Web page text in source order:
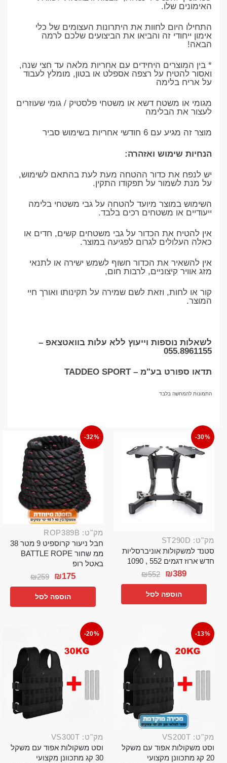
האימונים שלו.
התחילו היום לחוות את היתרונות העצומים של כלי
אימון ייחודי זה והביאו את הביצועים שלכם לרמה
הבאה!
* בין המוצרים היחידים עם אחריות מלאה עד חצי שנה,
ואסור להטיח על רצפה אספלט או בטון, מומלץ לעבוד
על אריח בלימה
מגומי או משטח דשא או משטחי פלסטיק / גומי שעוזרים
לעצור את הבלימה
מוצר זה מגיע עם 6 חודשי אחריות בשימוש סביר
הנחיות שימוש ואזהרה:
יש לנפח את כדור ההטחה מעת לעת בהתאם לשימוש,
על מנת לשמור על תפקודו התקין.
השימוש במוצר מיועד להטחה על גבי משטחי בלימה
ייעודיים או משטחים רכים בלבד.
אין להטיח את הכדור על גבי משטחים קשים, חדים או
כאלה העלולים לגרום לפגיעה במוצר.
אין להשאיר את הכדור חשוף לשמש ישירה או לתנאי
מזג אוויר קיצוניים, לרבות חום,
קור או לחות, וזאת לשם שמירה על תקינותו ואורך חיי
המוצר.
לשאלות נוספות וייעוץ ללא עלות בוואטצאפ –
055.8961155
תדאו ספורט בע"מ – TADDEO SPORT
התמונות להמחשה בלבד
-30%
מק"ט: ST290D
סטנד למשקולות אוניברסליות
חדש ארוז דגמים 552 , 1090
₪552 ₪389
הוספה לסל
-32%
מק"ט: ROP389B
חבל ניעור קרוספיט 9 מטר 38
ממ שחור BATTLE ROPE
באטל רופ
₪259 ₪175
הוספה לסל
-13%
מק"ט: VS200T
וסט משקולות אפוד עם משקל
20 קג מתכוונן מקצועי
-20%
מק"ט: VS300T
וסט משקולות אפוד עם משקל
30 קג מתכוונן מקצועי